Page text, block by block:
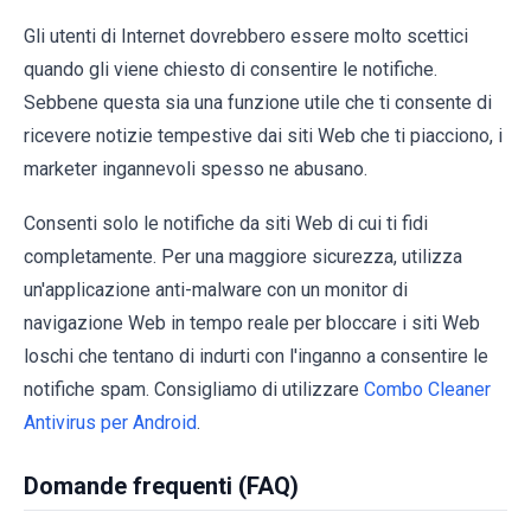
Gli utenti di Internet dovrebbero essere molto scettici
quando gli viene chiesto di consentire le notifiche.
Sebbene questa sia una funzione utile che ti consente di
ricevere notizie tempestive dai siti Web che ti piacciono, i
marketer ingannevoli spesso ne abusano.
Consenti solo le notifiche da siti Web di cui ti fidi
completamente. Per una maggiore sicurezza, utilizza
un'applicazione anti-malware con un monitor di
navigazione Web in tempo reale per bloccare i siti Web
loschi che tentano di indurti con l'inganno a consentire le
notifiche spam. Consigliamo di utilizzare Combo Cleaner
Antivirus per Android.
Domande frequenti (FAQ)